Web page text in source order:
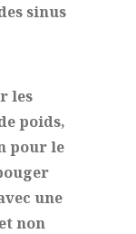
sinus
les
poids,
pour le
une
non